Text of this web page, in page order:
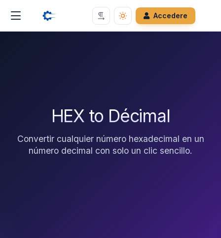
Accedere
HEX to Décimal
Convertir cualquier número hexadecimal en un
número decimal con solo un clic sencillo.